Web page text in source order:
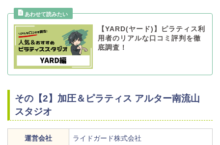
【YARD(ヤード)】ピラティス利
用者のリアルな口コミ評判を徹
底調査！
その【2】加圧＆ピラティス アルター南流山
スタジオ
運営会社 ライドガード株式会社